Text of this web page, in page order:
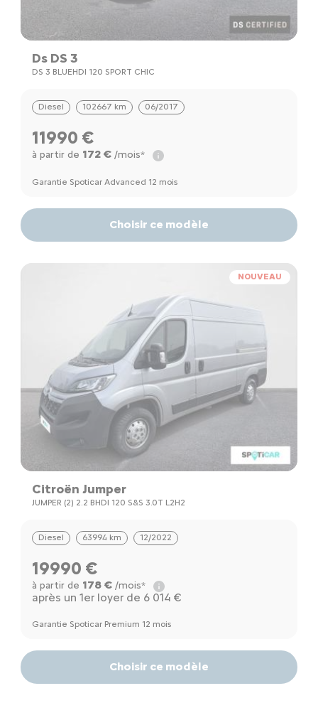
Ds DS 3
DS 3 BLUEHDI 120 SPORT CHIC
Diesel 102667 km 06/2017
11990 €
à partir de 172 €/mois*
Garantie Spoticar Advanced 12 mois
Choisir ce modèle
NOUVEAU
Citroën Jumper
JUMPER (2) 2.2 BHDI 120 S&S 3.0T L2H2
Diesel 63994 km 12/2022
19990 €
à partir de 178 €/mois*
après un 1er loyer de 6 014 €
Garantie Spoticar Premium 12 mois
Choisir ce modèle